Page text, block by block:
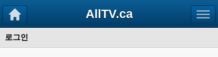
AllTV.ca
로그인